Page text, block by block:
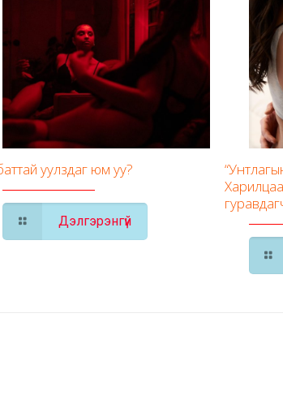
уулздаг юм уу?
Дэлгэрэнгүй